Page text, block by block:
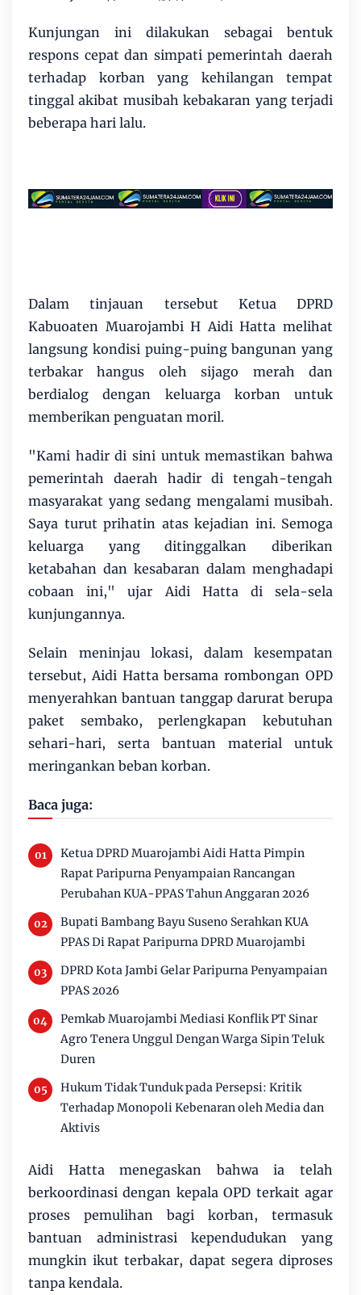
​Kunjungan ini dilakukan sebagai bentuk
respons cepat dan simpati pemerintah daerah
terhadap korban yang kehilangan tempat
tinggal akibat musibah kebakaran yang terjadi
beberapa hari lalu.
Dalam tinjauan tersebut Ketua DPRD
Kabuoaten Muarojambi H Aidi Hatta melihat
langsung kondisi puing-puing bangunan yang
terbakar hangus oleh sijago merah dan
berdialog dengan keluarga korban untuk
memberikan penguatan moril.
​"Kami hadir di sini untuk memastikan bahwa
pemerintah daerah hadir di tengah-tengah
masyarakat yang sedang mengalami musibah.
Saya turut prihatin atas kejadian ini. Semoga
keluarga yang ditinggalkan diberikan
ketabahan dan kesabaran dalam menghadapi
cobaan ini," ujar Aidi Hatta di sela-sela
kunjungannya.
​Selain meninjau lokasi, dalam kesempatan
tersebut, Aidi Hatta bersama rombongan OPD
menyerahkan bantuan tanggap darurat berupa
paket sembako, perlengkapan kebutuhan
sehari-hari, serta bantuan material untuk
meringankan beban korban.
Baca juga:
Ketua DPRD Muarojambi Aidi Hatta Pimpin
Rapat Paripurna Penyampaian Rancangan
Perubahan KUA-PPAS Tahun Anggaran 2026
Bupati Bambang Bayu Suseno Serahkan KUA
PPAS Di Rapat Paripurna DPRD Muarojambi
DPRD Kota Jambi Gelar Paripurna Penyampaian
PPAS 2026
Pemkab Muarojambi Mediasi Konflik PT Sinar
Agro Tenera Unggul Dengan Warga Sipin Teluk
Duren
Hukum Tidak Tunduk pada Persepsi: Kritik
Terhadap Monopoli Kebenaran oleh Media dan
Aktivis
​Aidi Hatta menegaskan bahwa ia telah
berkoordinasi dengan kepala OPD terkait agar
proses pemulihan bagi korban, termasuk
bantuan administrasi kependudukan yang
mungkin ikut terbakar, dapat segera diproses
tanpa kendala.